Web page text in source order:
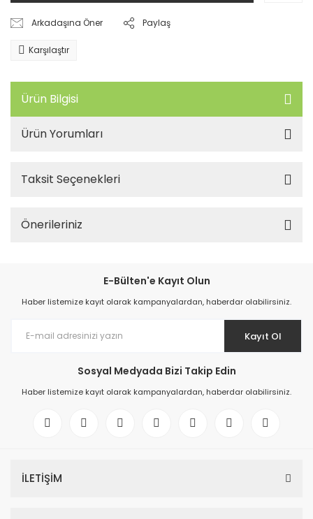
Arkadaşına Öner Paylaş
Karşılaştır
Ürün Bilgisi
Ürün Yorumları
Taksit Seçenekleri
Önerileriniz
E-Bülten'e Kayıt Olun
Haber listemize kayıt olarak kampanyalardan, haberdar olabilirsiniz.
Kayıt Ol
Sosyal Medyada Bizi Takip Edin
Haber listemize kayıt olarak kampanyalardan, haberdar olabilirsiniz.
İLETİŞİM